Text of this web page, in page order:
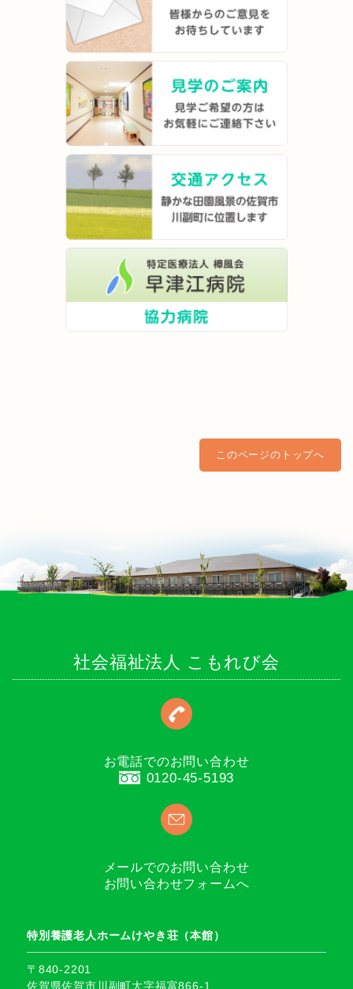
このページのトップへ
社会福祉法人 こもれび会
お電話でのお問い合わせ
0120-45-5193
メールでのお問い合わせ
お問い合わせフォームへ
特別養護老人ホームけやき荘（本館）
〒840-2201
佐賀県佐賀市川副町大字福富866-1